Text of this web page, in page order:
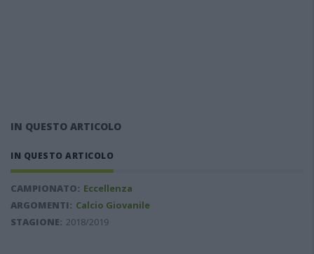
IN QUESTO ARTICOLO
IN QUESTO ARTICOLO
CAMPIONATO: Eccellenza
ARGOMENTI: Calcio Giovanile
STAGIONE: 2018/2019